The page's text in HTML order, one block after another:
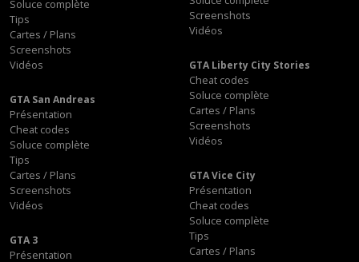
Soluce complète
Tips
Cartes / Plans
Screenshots
Vidéos
Screenshots
Vidéos
GTA Liberty City Stories
Cheat codes
Soluce complète
Cartes / Plans
Screenshots
Vidéos
GTA San Andreas
Présentation
Cheat codes
Soluce complète
Tips
Cartes / Plans
Screenshots
Vidéos
GTA Vice City
Présentation
Cheat codes
Soluce complète
Tips
Cartes / Plans
GTA 3
Présentation